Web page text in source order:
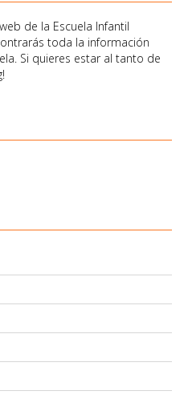
de la Escuela Infantil
toda la información
Si quieres estar al tanto de